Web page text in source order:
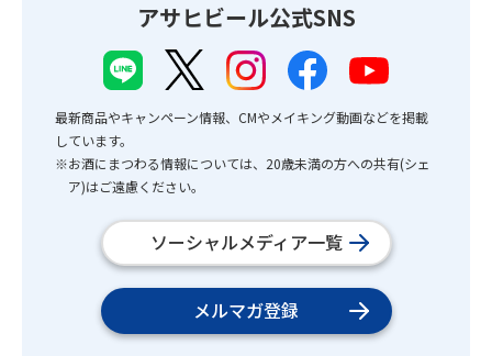
アサヒビール公式SNS
最新商品やキャンペーン情報、CMやメイキング動画などを掲載
しています。
※お酒にまつわる情報については、20歳未満の方への共有(シェ
ア)はご遠慮ください。
ソーシャルメディア一覧
メルマガ登録